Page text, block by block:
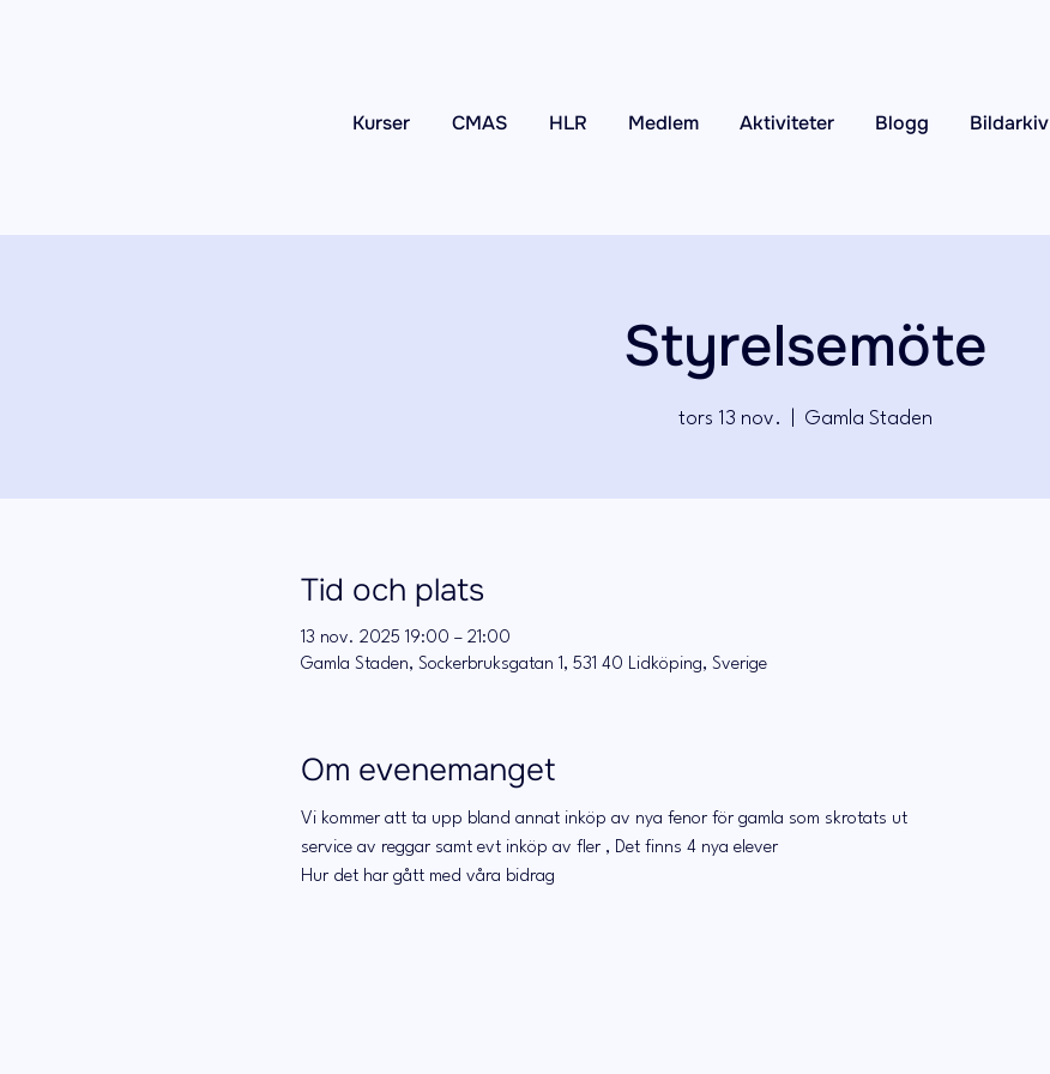
Kurser CMAS HLR Medlem Aktiviteter Blogg Bildarkiv
Styrelsemöte
tors 13 nov. Gamla Staden
Tid och plats
13 nov. 2025 19:00 – 21:00
Gamla Staden, Sockerbruksgatan 1, 531 40 Lidköping, Sverige
Om evenemanget
Vi kommer att ta upp bland annat inköp av nya fenor för gamla som skrotats ut
service av reggar samt evt inköp av fler , Det finns 4 nya elever
Hur det har gått med våra bidrag